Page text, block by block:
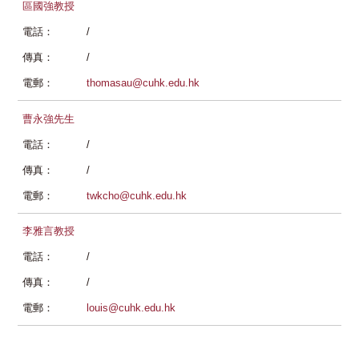
區國強教授
電話： /
傳真： /
電郵： thomasau@cuhk.edu.hk
曹永強先生
電話： /
傳真： /
電郵： twkcho@cuhk.edu.hk
李雅言教授
電話： /
傳真： /
電郵： louis@cuhk.edu.hk